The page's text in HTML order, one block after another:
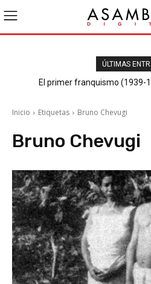
ÚLTIMAS
El primer franquismo (1939-
Inicio Etiquetas Bruno Chevugi
Bruno Chevugi